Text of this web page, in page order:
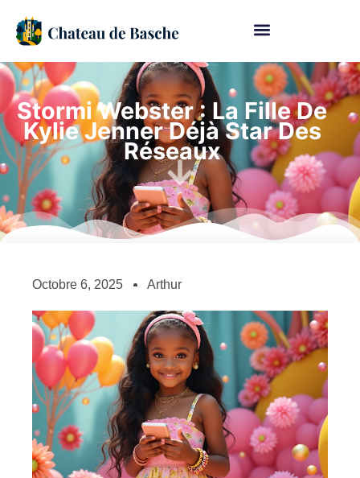
Stormi Webster : La Fille De
Kylie Jenner Déjà Star Des
Réseaux
Octobre 6, 2025 Arthur